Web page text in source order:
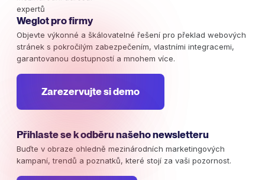
expertů
Weglot pro firmy
Objevte výkonné a škálovatelné řešení pro překlad webových
stránek s pokročilým zabezpečením, vlastními integracemi,
garantovanou dostupností a mnohem více.
Zarezervujte si demo
Přihlaste se k odběru našeho newsletteru
Buďte v obraze ohledně mezinárodních marketingových
kampaní, trendů a poznatků, které stojí za vaši pozornost.